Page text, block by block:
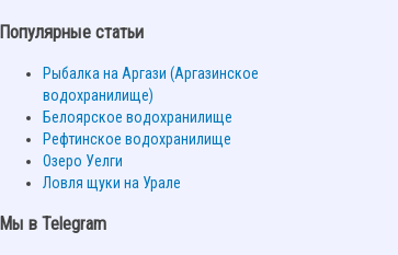
Популярные статьи
Рыбалка на Аргази (Аргазинское
водохранилище)
Белоярское водохранилище
Рефтинское водохранилище
Озеро Уелги
Ловля щуки на Урале
Мы в Telegram